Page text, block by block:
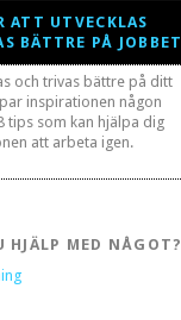
ATT UTVECKLAS
BÄTTRE PÅ JOBBET
och trivas bättre på ditt
inspirationen någon
tips som kan hjälpa dig
att arbeta igen.
HJÄLP MED NÅGOT?